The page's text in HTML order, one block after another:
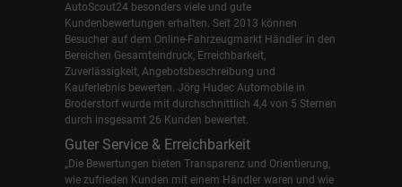
AutoScout24 besonders viele und gute
Kundenbewertungen erhalten. Seit 2013 können
Besucher auf dem Online-Fahrzeugmarkt Händler in den
Bereichen Gesamteindruck, Erreichbarkeit,
Zuverlässigkeit, Angebotsbeschreibung und
Kauferlebnis bewerten. Jörg Hudec Automobile in
Broderstorf wurde mit durchschnittlich 4,4 von 5 Sternen
durch insgesamt 26 Kunden bewertet.
Guter Service & Erreichbarkeit
„Die Bewertungen bieten Transparenz und Orientierung,
wie zufrieden Kunden mit einem Händler waren und wie